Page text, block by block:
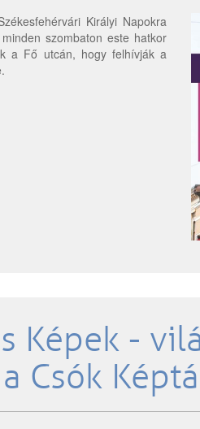
Királyi Napokra
szombaton este hatkor
a Fő utcán, hogy felhívják a
Képek -
Csók